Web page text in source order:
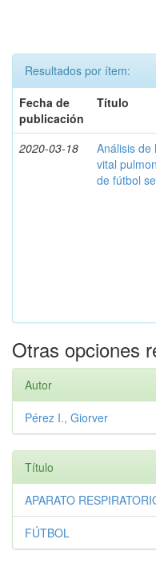
Resultados por ítem:
Fecha de
publicación
Título
2020-03-18
Análisis de
vital
de fútbol
Otras opciones
Autor
Pérez I., Giorver
Título
APARATO
FÚTBOL